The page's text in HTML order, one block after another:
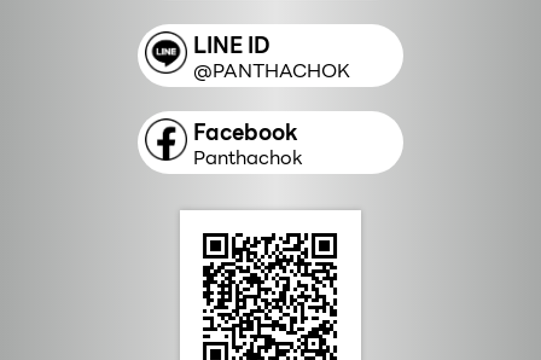
LINE ID
@PANTHACHOK
Facebook
Panthachok